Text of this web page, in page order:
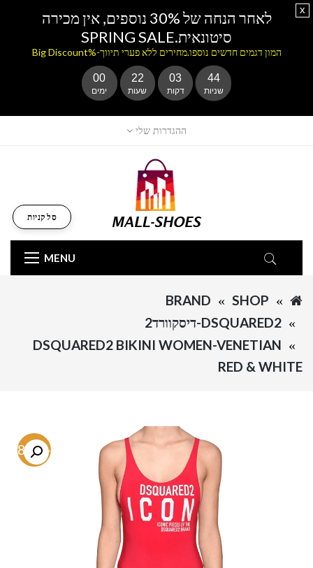
ההגדרות שלי
MENU
סל קניות
SHOP
BRAND
DSQUARED2-דיסקוורד2
DSQUARED2 BIKINI WOMEN-VENETIAN
RED & WHITE
-78.4%
לאחר הנחה של 30% נוספים, אין מכירה
סיטונאית.SPRING SALE
המון דגמים חדשים נוספו.מחירים ללא פערי תיווך-%Big Discount
00
ימים
22
שעות
03
דקות
44
שניות
x